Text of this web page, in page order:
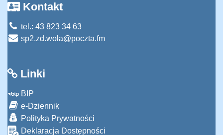
Kontakt
tel.: 43 823 34 63
sp2.zd.wola@poczta.fm
Linki
BIP
e-Dziennik
Polityka Prywatności
Deklaracja Dostępności